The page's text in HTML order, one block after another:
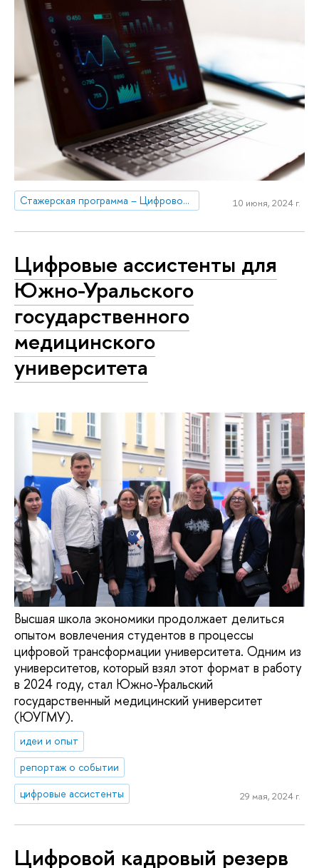
Стажерская программа – Цифровой кадровый резерв НИУ ВШЭ 10 июня, 2024 г.
Цифровые ассистенты для
Южно-Уральского
государственного
медицинского
университета
Высшая школа экономики продолжает делиться
опытом вовлечения студентов в процессы
цифровой трансформации университета. Одним из
университетов, который взял этот формат в работу
в 2024 году, стал Южно-Уральский
государственный медицинский университет
(ЮУГМУ).
идеи и опыт
репортаж о событии
цифровые ассистенты
29 мая, 2024 г.
Цифровой кадровый резерв